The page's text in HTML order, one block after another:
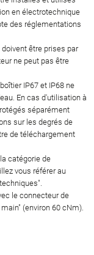
en électrotechnique
des réglementations
être prises par
ne peut pas être
IP67 et IP68 ne
En cas d'utilisation à
séparément
sur les degrés de
de téléchargement
catégorie de
vous référer au
le connecteur de
(environ 60 cNm).